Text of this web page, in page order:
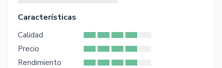
Características
Calidad
Precio
Rendimiento